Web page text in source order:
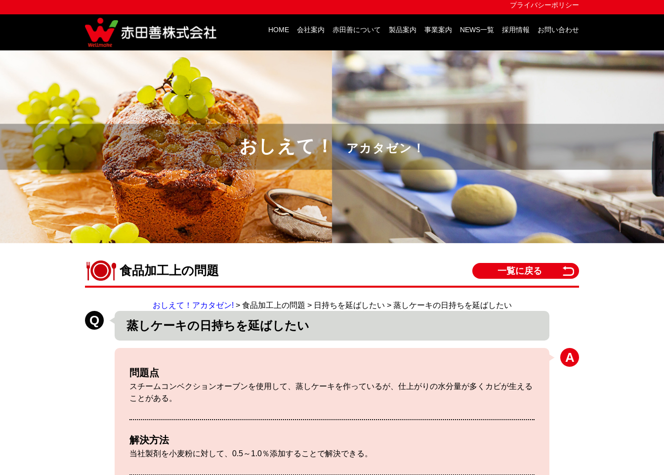
HOME 会社案内 赤田善について 製品案内 事業案内 NEWS一覧 採用情報 お問い合わせ
プライバシーポリシー
おしえて！ アカタゼン！
食品加工上の問題 一覧に戻る
おしえて！アカタゼン! > 食品加工上の問題 > 日持ちを延ばしたい > 蒸しケーキの日持ちを延ばしたい
蒸しケーキの日持ちを延ばしたい
問題点
スチームコンベクションオーブンを使用して、蒸しケーキを作っているが、仕上がりの水分量が多くカビが生える
ことがある。
解決方法
当社製剤を小麦粉に対して、0.5～1.0％添加することで解決できる。